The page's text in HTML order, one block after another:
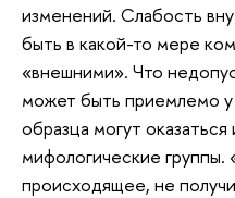
изменений. Слабость
быть в какой-то мере
«внешними». Что
может быть приемлемо
образца могут
мифологические
происходящее, не